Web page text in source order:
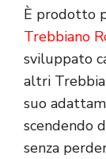
È prodotto
Trebbiano
sviluppato
altri
suo
scendendo
senza